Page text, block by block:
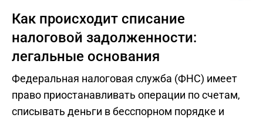
Как происходит списание
налоговой задолженности:
легальные основания
Федеральная налоговая служба (ФНС) имеет
право приостанавливать операции по счетам,
списывать деньги в бесспорном порядке и